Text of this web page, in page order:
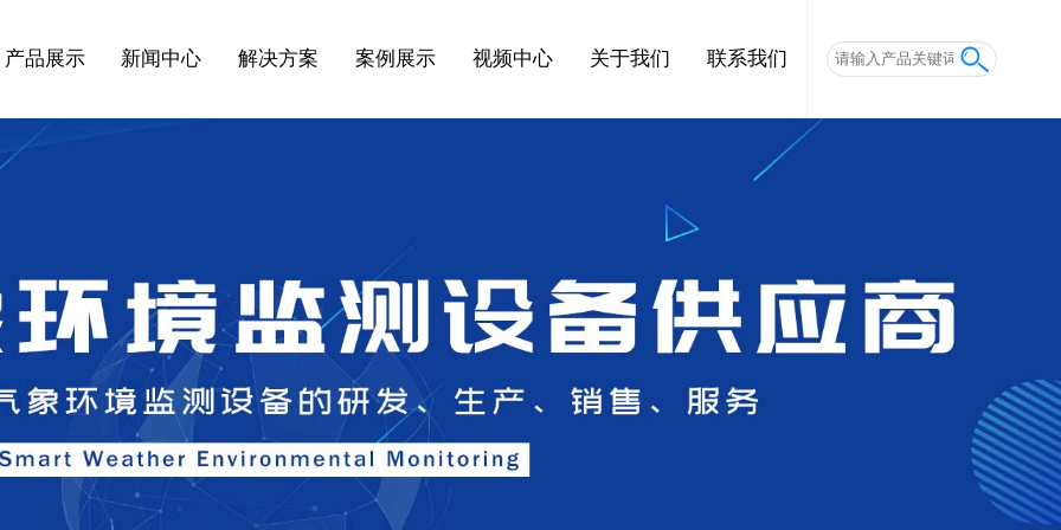
产品展示 新闻中心 解决方案 案例展示 视频中心 关于我们 联系我们